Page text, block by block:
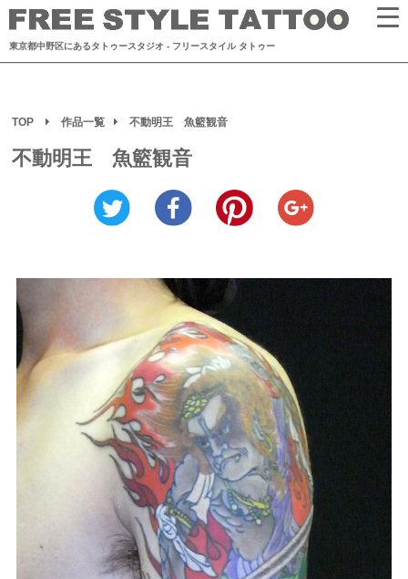
東京都中野区にあるタトゥースタジオ - フリースタイル タトゥー
TOP 作品一覧 不動明王 魚籃観音
不動明王 魚籃観音